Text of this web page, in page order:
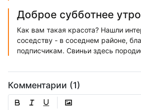
Доброе субботнее
Как вам такая красота? Нашли
соседству - в соседнем районе,
подписчикам. Свиньи здесь
Комментарии (1)